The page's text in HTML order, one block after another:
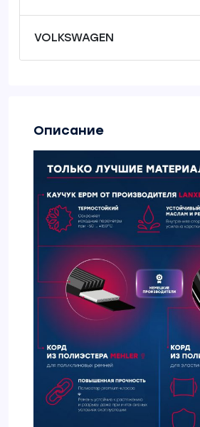
VOLKSWAGEN
Описание